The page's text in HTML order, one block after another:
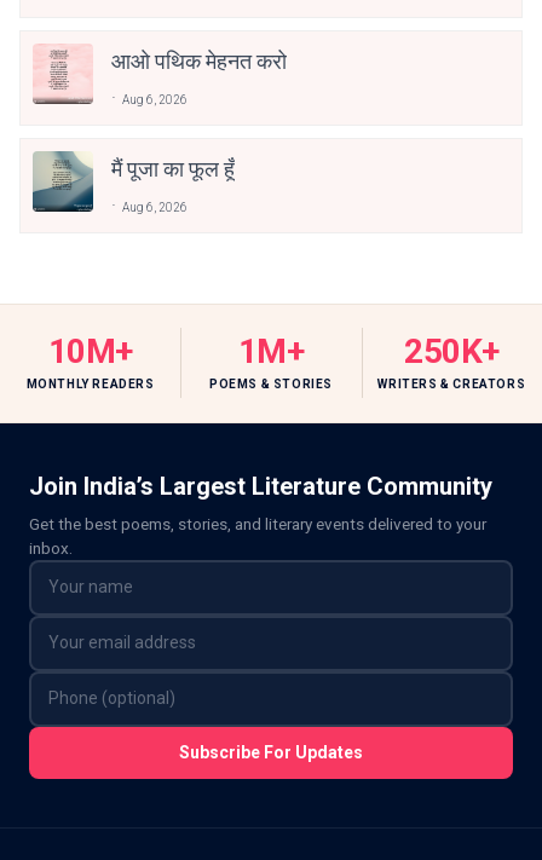
आओ पथिक मेहनत करो
Aug 6, 2026
मैं पूजा का फूल हूँ
Aug 6, 2026
10M+
MONTHLY READERS
1M+
POEMS & STORIES
250K+
WRITERS & CREATORS
Join India’s Largest Literature Community
Get the best poems, stories, and literary events delivered to your
inbox.
Subscribe For Updates